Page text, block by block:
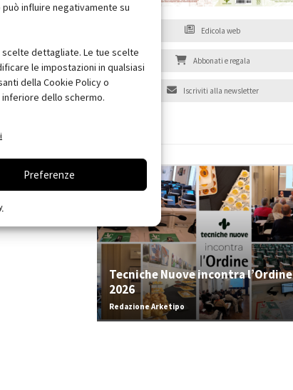
influire negativamente su
dettagliate. Le tue scelte
le impostazioni in qualsiasi
della Cookie Policy o
dello schermo.
Preferenze
Edicola web
Abbonati e regala
Iscriviti alla newsletter
Tecniche Nuove incontra l’Ordine
2026
Redazione Arketipo